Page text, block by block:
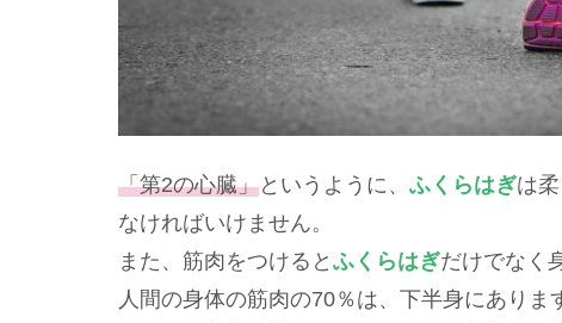
「第2の心臓」というように、 ふくらはぎは
なければいけません。
また、筋肉をつけると ふくらはぎだけでなく
人間の身体の筋肉の70％は、下半身にありま